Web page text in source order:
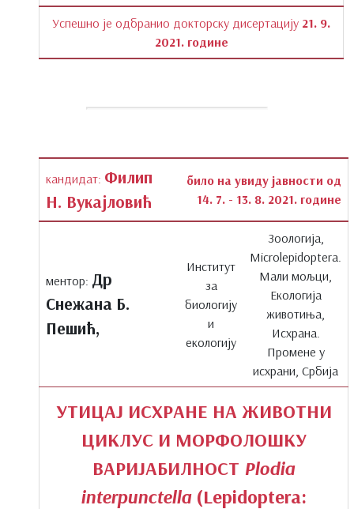
Успешно је одбранио докторску дисертацију 21. 9.
2021. године
кандидат: Филип
Н. Вукајловић
било на увиду јавности од
14. 7. - 13. 8. 2021. године
ментор: Др
Снежана Б.
Пешић,
Институт
за
биологију
и
екологију
Зоологија,
Microlepidoptera.
Мали мољци,
Екологија
животиња,
Исхрана.
Промене у
исхрани, Србија
УТИЦАЈ ИСХРАНЕ НА ЖИВОТНИ
ЦИКЛУС И МОРФОЛОШКУ
ВАРИЈАБИЛНОСТ Plodia
interpunctella(Lepidoptera: